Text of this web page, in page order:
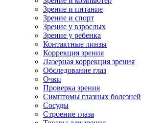
Зрение и питание
Зрение и спорт
Зрение у взрослых
Зрение у ребенка
Контактные линзы
Коррекция зрения
Лазерная коррекция зрения
Обследование глаз
Очки
Проверка зрения
Симптомы глазных болезней
Сосуды
Строение глаза